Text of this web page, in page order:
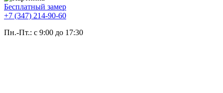
Бесплатный замер
+7 (347) 214-90-60
Пн.-Пт.: с 9:00 до 17:30